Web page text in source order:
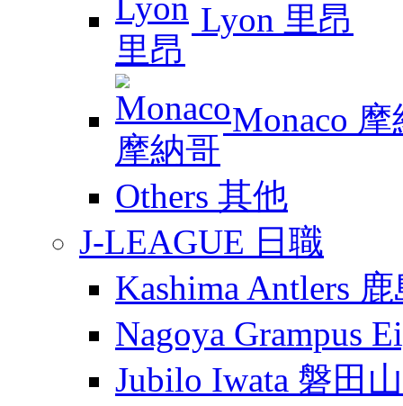
Lyon 里昂
Monaco 摩
Others 其他
J-LEAGUE 日職
Kashima Antlers
Nagoya Grampus
Jubilo Iwata 磐田